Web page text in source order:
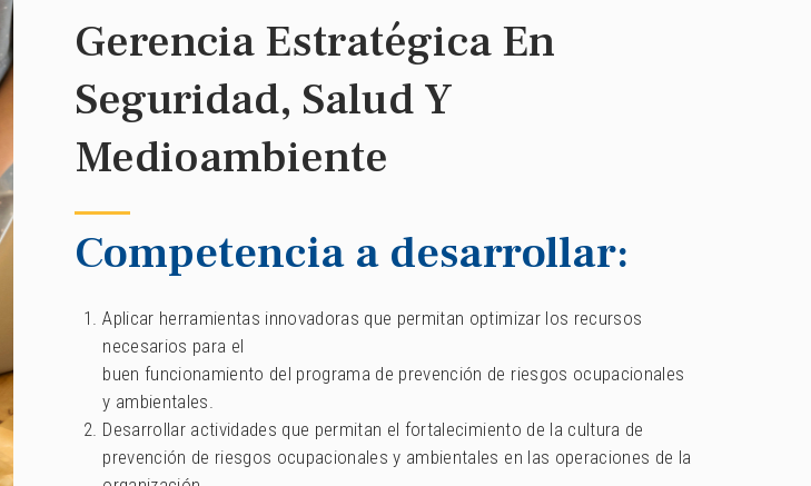
Gerencia Estratégica En
Seguridad, Salud Y
Medioambiente
Competencia a desarrollar:
Aplicar herramientas innovadoras que permitan optimizar los recursos
necesarios para el
buen funcionamiento del programa de prevención de riesgos ocupacionales
y ambientales.
Desarrollar actividades que permitan el fortalecimiento de la cultura de
prevención de riesgos ocupacionales y ambientales en las operaciones de la